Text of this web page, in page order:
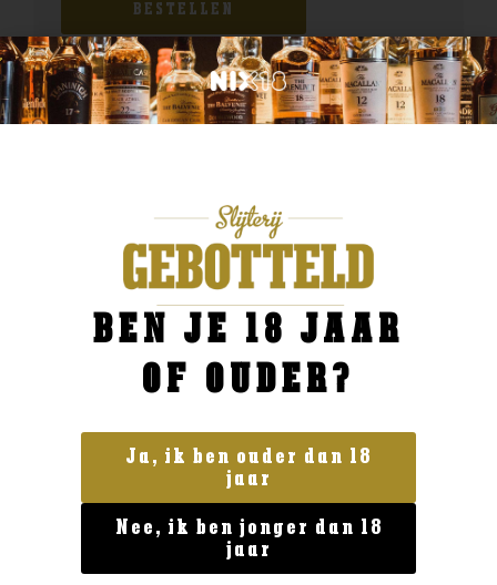
BESTELLEN
Frankrijk
Ayala Brut Majeur
BEN JE 18 JAAR
OF OUDER?
Ja, ik ben ouder dan 18
jaar
Nee, ik ben jonger dan 18
jaar